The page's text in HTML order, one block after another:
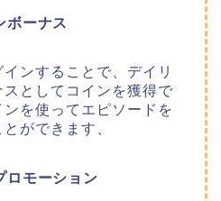
ボーナス
ンすることで、デイリ
としてコインを獲得で
を使ってエピソードを
ができます、
ロモーション